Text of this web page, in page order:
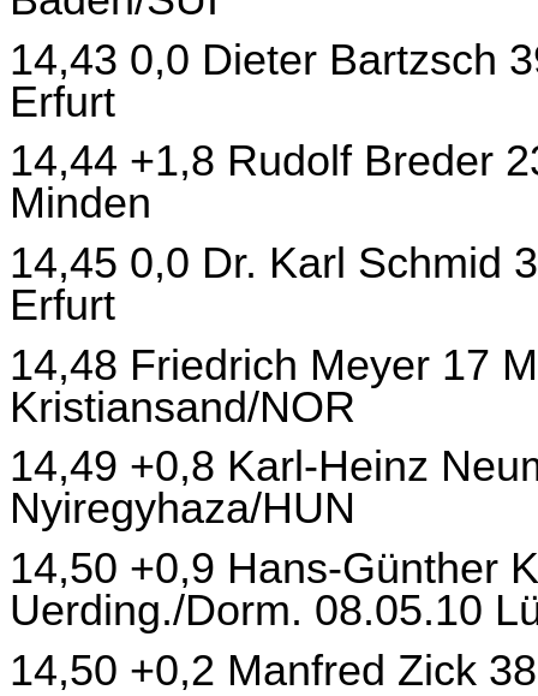
14,43 0,0 Dieter Bartzsch
Erfurt
14,44 +1,8 Rudolf Breder
Minden
14,45 0,0 Dr. Karl Schmid
Erfurt
14,48 Friedrich Meyer 17
Kristiansand/NOR
14,49 +0,8 Karl-Heinz
Nyiregyhaza/HUN
14,50 +0,9 Hans-Günther
Uerding./Dorm. 08.05.10
14,50 +0,2 Manfred Zick